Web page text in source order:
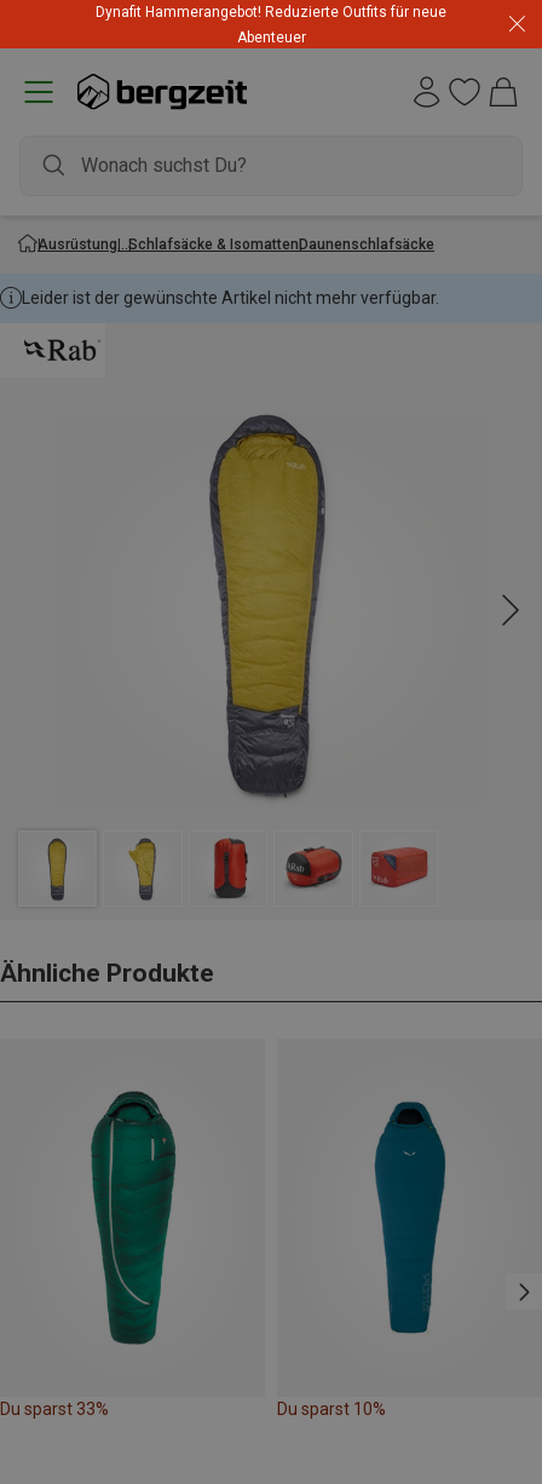
Dynafit Hammerangebot! Reduzierte Outfits für neue
Abenteuer
Ausrüstung Schlafsäcke & IsomattenDaunenschlafsäcke
Leider ist der gewünschte Artikel nicht mehr verfügbar.
Ähnliche Produkte
Du sparst 33% Du sparst 10%